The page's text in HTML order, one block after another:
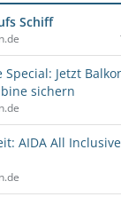
Schiff
Special: Jetzt
sichern
AIDA All